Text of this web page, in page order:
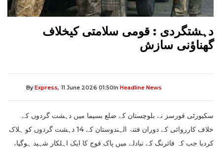
دہشتگردی : قومی سلامتی کیخلاف
گھناؤنی سازش
ByExpress, 11 June 2026 01:50In Headline News
سکیورٹی فورسز نے بلوچستان کے ضلع بسیما میں دہشت گردوں کے
خلاف کارروائی کے دوران فتنۃ الہندوستان کے 14 دہشت گردوں کو ہلاک
کردیا جب کہ فائرنگ کے تبادلے میں پاک فوج کا ایک اہلکار شہید ہوگیا،